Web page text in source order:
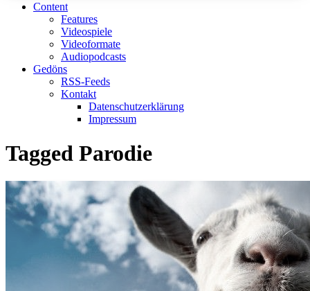
Content
Features
Videospiele
Videoformate
Audiopodcasts
Gedöns
RSS-Feeds
Kontakt
Datenschutzerklärung
Impressum
Tagged Parodie